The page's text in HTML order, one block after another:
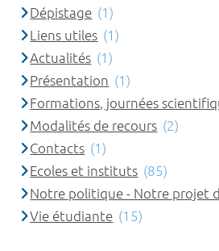
Dépistage (1)
Liens utiles (1)
Actualités (1)
Présentation (1)
Formations, journées
Modalités de recours (2)
Contacts (1)
Ecoles et instituts (85)
Notre politique - Notre projet
Vie étudiante (15)